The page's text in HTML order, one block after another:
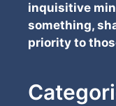
inquisitive
something,
priority to